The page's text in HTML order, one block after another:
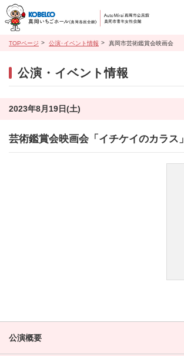
TOPページ 公演･イベント情報 真岡市芸術鑑賞会映画会
公演・イベント情報
2023年8月19日(土)
芸術鑑賞会映画会「イチケイのカラス」
公演概要